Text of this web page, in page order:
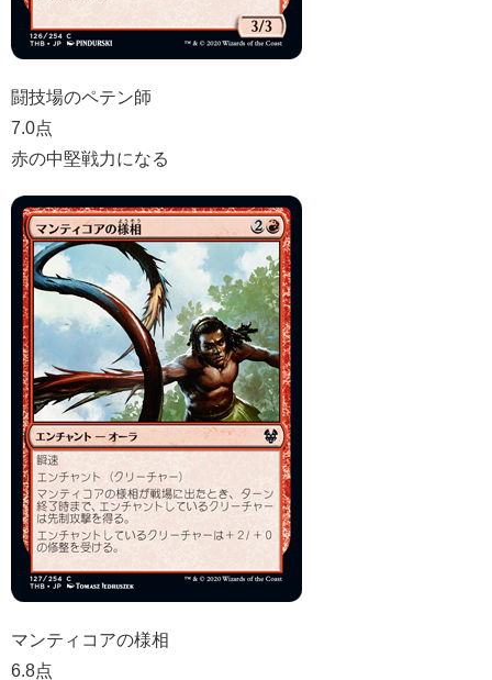
闘技場のペテン師
7.0点
赤の中堅戦力になる
マンティコアの様相
6.8点